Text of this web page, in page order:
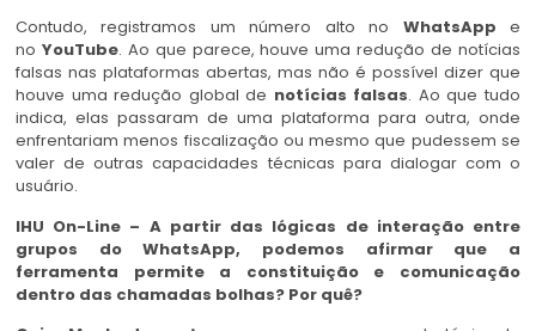
Contudo, registramos um número alto no WhatsApp e
no YouTube. Ao que parece, houve uma redução de notícias
falsas nas plataformas abertas, mas não é possível dizer que
houve uma redução global de notícias falsas. Ao que tudo
indica, elas passaram de uma plataforma para outra, onde
enfrentariam menos fiscalização ou mesmo que pudessem se
valer de outras capacidades técnicas para dialogar com o
usuário.
IHU On-Line – A partir das lógicas de interação entre
grupos do WhatsApp, podemos afirmar que a
ferramenta permite a constituição e comunicação
dentro das chamadas bolhas? Por quê?